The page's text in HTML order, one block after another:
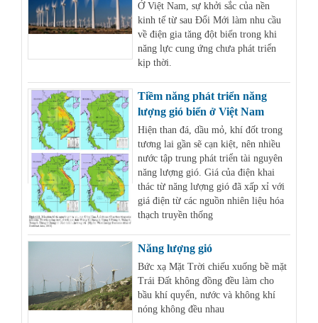
Ở Việt Nam, sự khởi sắc của nền
kinh tế từ sau Đổi Mới làm nhu cầu
về điện gia tăng đột biến trong khi
năng lực cung ứng chưa phát triển
kịp thời.
Tiềm năng phát triển năng
lượng gió biển ở Việt Nam
Hiện than đá, dầu mỏ, khí đốt trong
tương lai gần sẽ cạn kiệt, nên nhiều
nước tập trung phát triển tài nguyên
năng lượng gió. Giá của điện khai
thác từ năng lượng gió đã xấp xỉ với
giá điện từ các nguồn nhiên liệu hóa
thạch truyền thống
Năng lượng gió
Bức xạ Mặt Trời chiếu xuống bề mặt
Trái Đất không đồng đều làm cho
bầu khí quyển, nước và không khí
nóng không đều nhau